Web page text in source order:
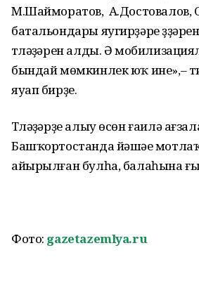
М.Шайморатов, А.Достовалов,
батальондары яугирҙәре
түләүҙәрен алды. Ә
бындай мөмкинлек юҡ ине»,–
яуап бирҙе.
Түләүҙәрҙе алыу өсөн ғаилә
Башҡортостанда йәшәүе
айырылған булһа, балаһына
Фото: gazetazemlya.ru